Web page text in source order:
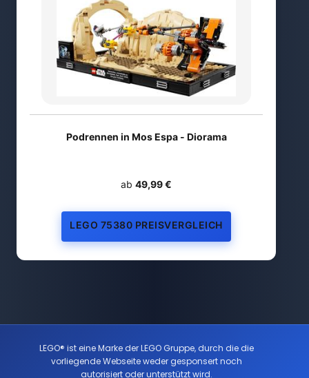
Podrennen in Mos Espa - Diorama
ab 49,99 €
LEGO 75380 PREISVERGLEICH
LEGO® ist eine Marke der LEGO Gruppe, durch die die
vorliegende Webseite weder gesponsert noch
autorisiert oder unterstützt wird.